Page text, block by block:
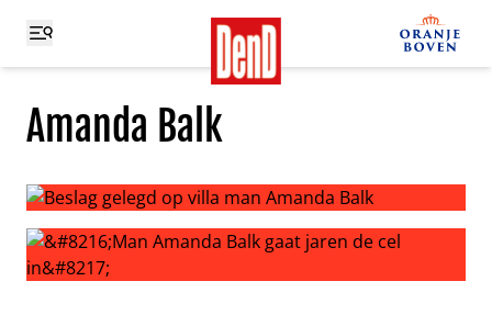
Amanda Balk
Beslag gelegd op villa man Amanda Balk